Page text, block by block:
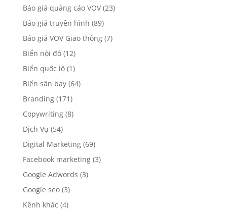
Báo giá quảng cáo VOV(23)
Báo giá truyền hình (89)
Báo giá VOV Giao thông(7)
Biển nội đô(12)
Biển quốc lộ(1)
Biển sân bay(64)
Branding(171)
Copywriting(8)
Dịch Vụ (54)
Digital Marketing(69)
Facebook marketing(3)
Google Adwords (3)
Google seo(3)
Kênh khác (4)